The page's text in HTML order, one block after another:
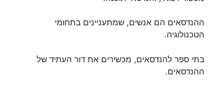
ההנדסאים הם אנשים, שמתעניינים בתחומי
הטכנולוגיה.
בתי ספר להנדסאים, מכשירים את דור העתיד של
ההנדסאים.